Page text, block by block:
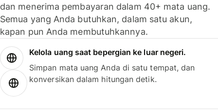
dan menerima pembayaran dalam 40+ mata uang.
Semua yang Anda butuhkan, dalam satu akun,
kapan pun Anda membutuhkannya.
Kelola uang saat bepergian ke luar negeri.
Simpan mata uang Anda di satu tempat, dan
konversikan dalam hitungan detik.